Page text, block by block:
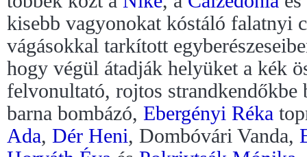
kisebb vagyonokat kóstáló falatnyi
vágásokkal tarkított
hogy végül átadják helyüket a kék
felvonultató, rojtos strandkendőkbe
barna bombázó, Ebergényi Réka
Ada, Dér Heni, Dombóvári Vanda,